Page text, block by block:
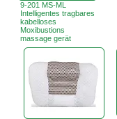
9-201 MS-ML
Intelligentes tragbares
kabelloses
Moxibustions
massage gerät